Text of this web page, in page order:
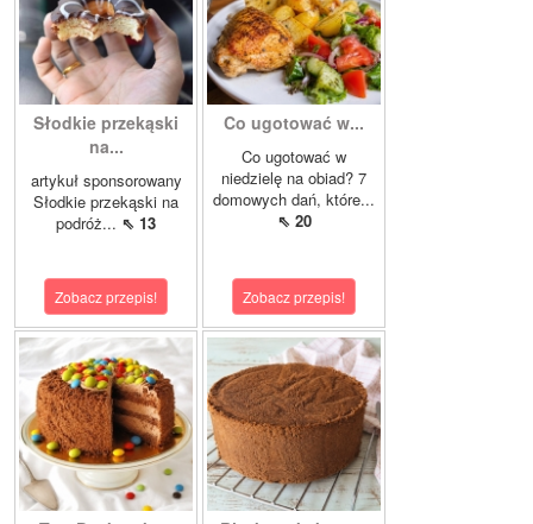
Słodkie przekąski
na...
artykuł sponsorowany
Słodkie przekąski na
podróż... ⇖ 13
Zobacz przepis!
Co ugotować w...
Co ugotować w
niedzielę na obiad? 7
domowych dań, które...
⇖ 20
Zobacz przepis!